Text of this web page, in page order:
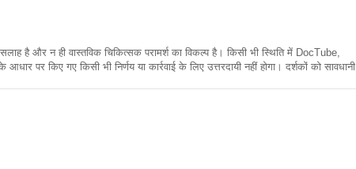
है और न ही वास्तविक चिकित्सक परामर्श का विकल्प है। किसी भी स्थिति में DocTube,
पर किए गए किसी भी निर्णय या कार्रवाई के लिए उत्तरदायी नहीं होगा। दर्शकों को सावधानी